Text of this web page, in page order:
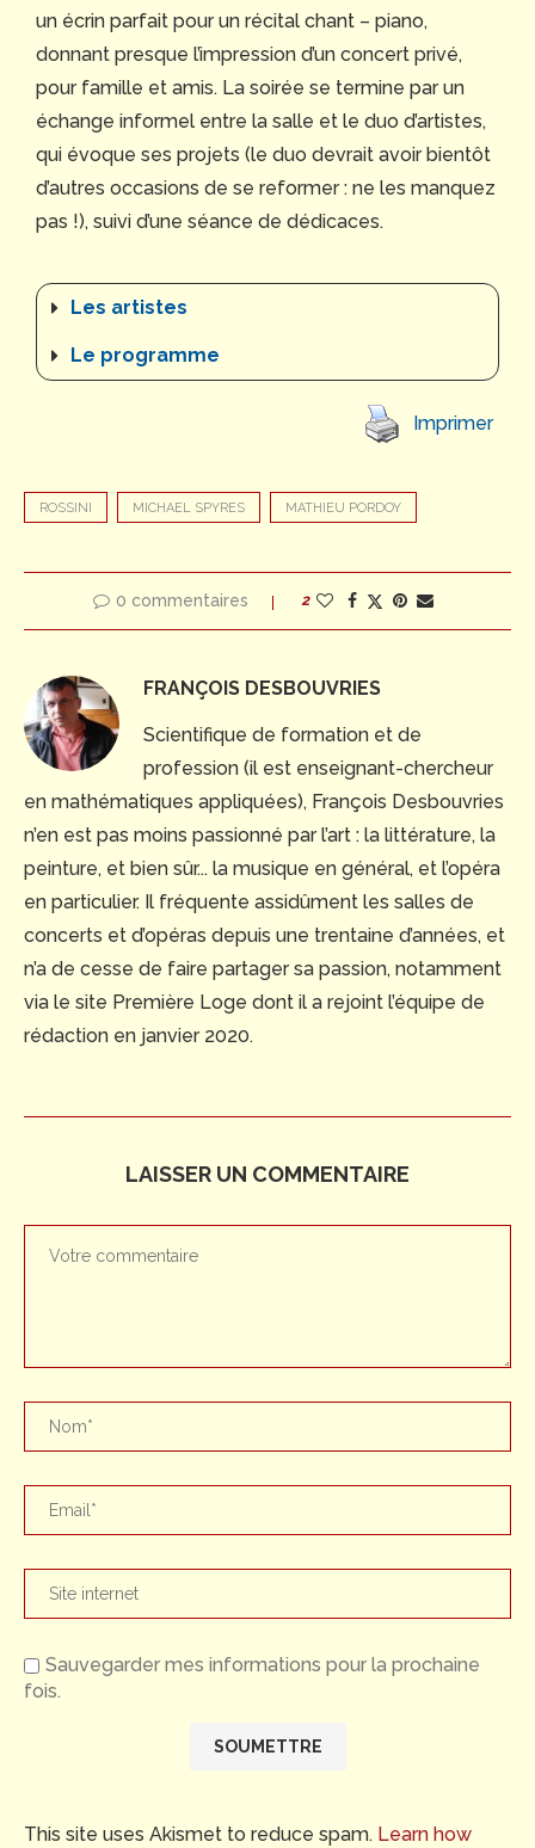
un écrin parfait pour un récital chant – piano,
donnant presque l’impression d’un concert privé,
pour famille et amis. La soirée se termine par un
échange informel entre la salle et le duo d’artistes,
qui évoque ses projets (le duo devrait avoir bientôt
d’autres occasions de se reformer : ne les manquez
pas !), suivi d’une séance de dédicaces.
Les artistes
Le programme
Imprimer
ROSSINI MICHAEL SPYRES MATHIEU PORDOY
0 commentaires 2
FRANÇOIS DESBOUVRIES
Scientifique de formation et de
profession (il est enseignant-chercheur
en mathématiques appliquées), François Desbouvries
n’en est pas moins passionné par l’art : la littérature, la
peinture, et bien sûr... la musique en général, et l’opéra
en particulier. Il fréquente assidûment les salles de
concerts et d’opéras depuis une trentaine d’années, et
n’a de cesse de faire partager sa passion, notamment
via le site Première Loge dont il a rejoint l’équipe de
rédaction en janvier 2020.
LAISSER UN COMMENTAIRE
Sauvegarder mes informations pour la prochaine
fois.
This site uses Akismet to reduce spam. Learn how